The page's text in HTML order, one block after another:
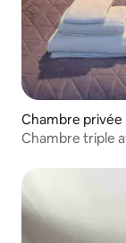
Chambre privée
Chambre triple